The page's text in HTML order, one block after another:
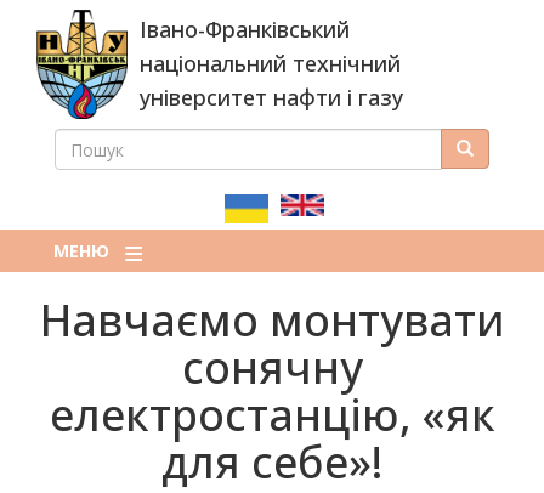
основного
вмісту
Івано-Франківський
національний технічний
університет нафти і газу
ПОШУКОВА
ПОШУК Пошук
МЕНЮ
Навчаємо монтувати
сонячну
електростанцію, «як
для себе»!